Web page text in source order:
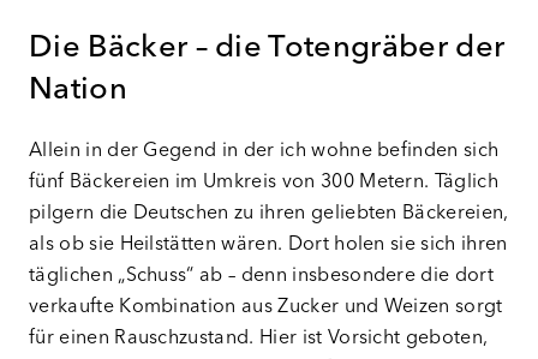
Die Bäcker – die Totengräber der
Nation
Allein in der Gegend in der ich wohne befinden sich
fünf Bäckereien im Umkreis von 300 Metern. Täglich
pilgern die Deutschen zu ihren geliebten Bäckereien,
als ob sie Heilstätten wären. Dort holen sie sich ihren
täglichen „Schuss“ ab – denn insbesondere die dort
verkaufte Kombination aus Zucker und Weizen sorgt
für einen Rauschzustand. Hier ist Vorsicht geboten,